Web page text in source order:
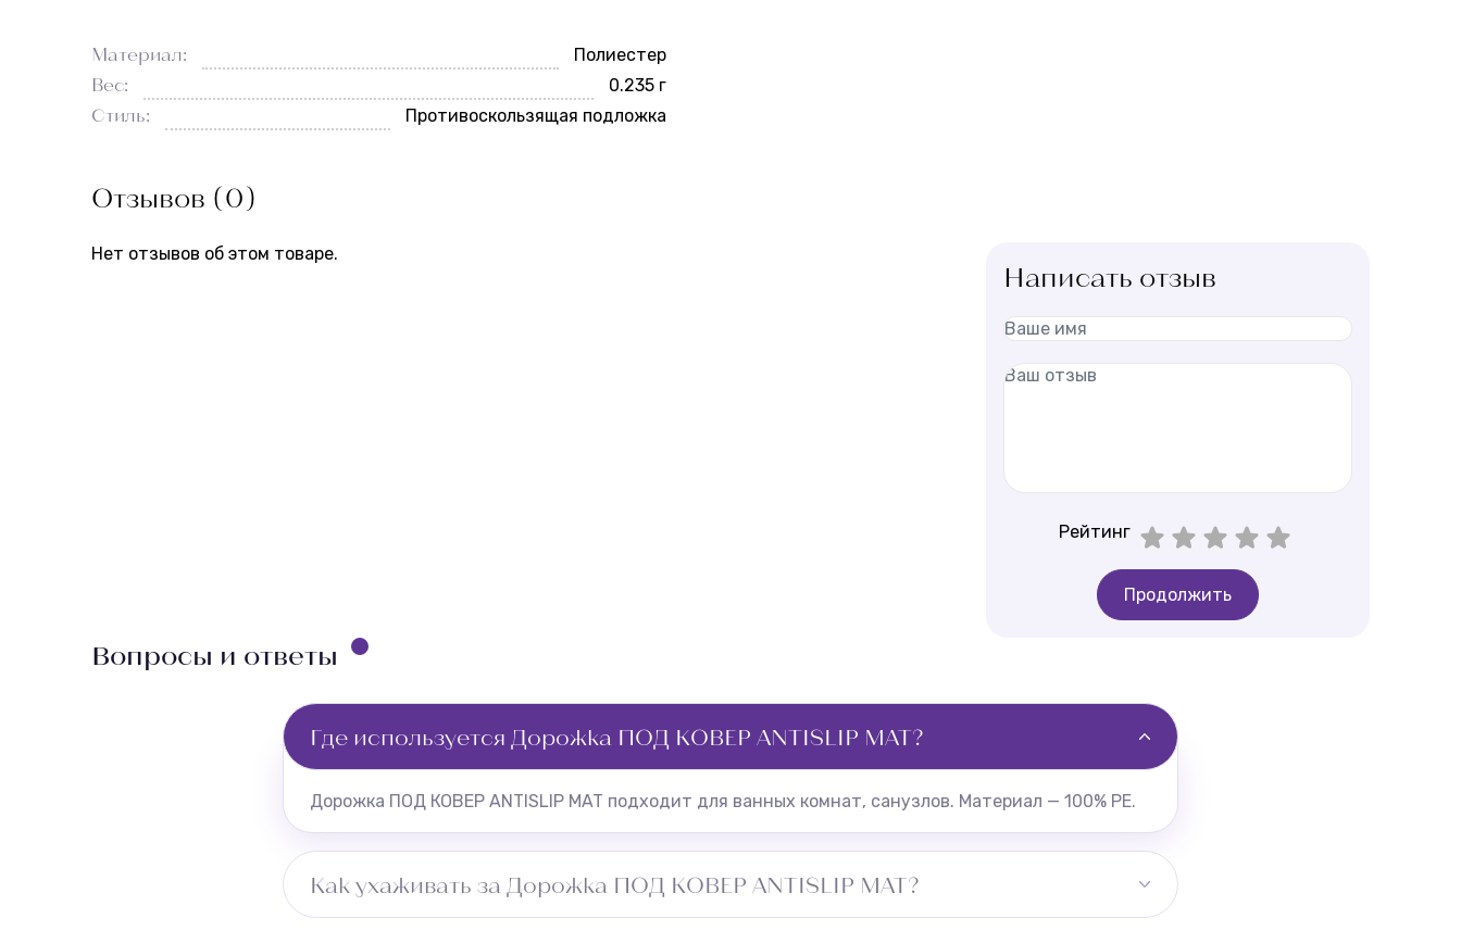
Материал:
Полиестер
Вес:
0.235 г
Стиль:
Противоскользящая подложка
Отзывов (0)
Нет отзывов об этом товаре.
Написать отзыв
Рейтинг
Продолжить
Вопросы и ответы
Где используется Дорожка ПОД КОВЕР ANTISLIP MAT?
Дорожка ПОД КОВЕР ANTISLIP MAT подходит для ванных комнат, санузлов. Материал — 100% PE.
Как ухаживать за Дорожка ПОД КОВЕР ANTISLIP MAT?